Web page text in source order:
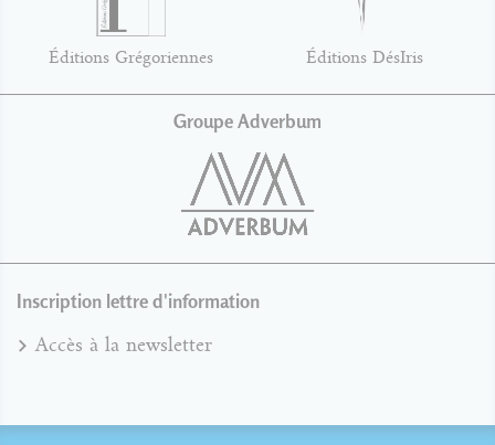
Éditions Grégoriennes Éditions DésIris
Groupe Adverbum
Inscription lettre d'information
Accès à la newsletter